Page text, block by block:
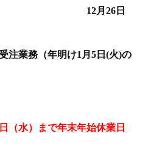
12月26日
注業務（年明け1月5日(火)の
（水）まで年末年始休業日